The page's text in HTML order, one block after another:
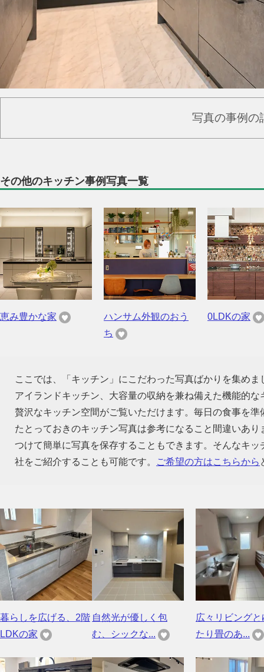
写真の事例の
その他のキッチン事例写真一覧
恵み豊かな家
ハンサム外観のおう
ち
0LDKの家
ここでは、「キッチン」にこだわった写真ばかりを集め
アイランドキッチン、大容量の収納を兼ね備えた機能的
贅沢なキッチン空間がご覧いただけます。毎日の食事を
たとっておきのキッチン写真は参考になること間違いあ
つけて簡単に写真を保存することもできます。そんなキ
社をご紹介することも可能です。
ご希望の方はこちらから
暮らしを広げる、2階
LDKの家
自然光が優しく包
む、シックな...
広々リビングと
たり畳のあ...